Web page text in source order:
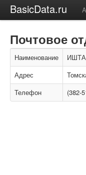
BasicData.ru
Почтовое
Наименование
Адрес
Телефон
(382-